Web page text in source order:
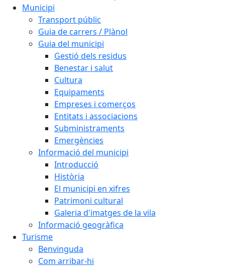
Municipi
Transport públic
Guia de carrers / Plànol
Guia del municipi
Gestió dels residus
Benestar i salut
Cultura
Equipaments
Empreses i comerços
Entitats i associacions
Subministraments
Emergències
Informació del municipi
Introducció
Història
El municipi en xifres
Patrimoni cultural
Galeria d'imatges de la vila
Informació geogràfica
Turisme
Benvinguda
Com arribar-hi